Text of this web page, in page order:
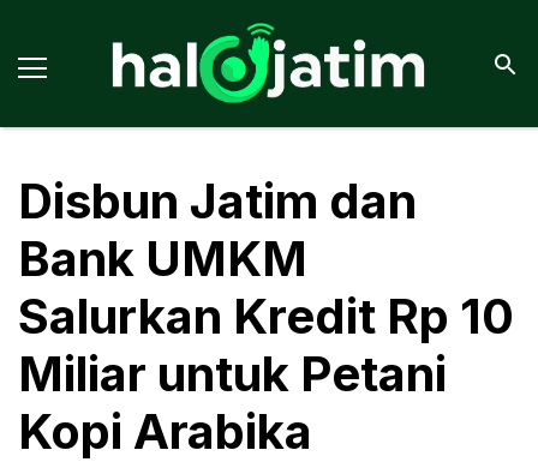
Disbun Jatim dan
Bank UMKM
Salurkan Kredit Rp 10
Miliar untuk Petani
Kopi Arabika